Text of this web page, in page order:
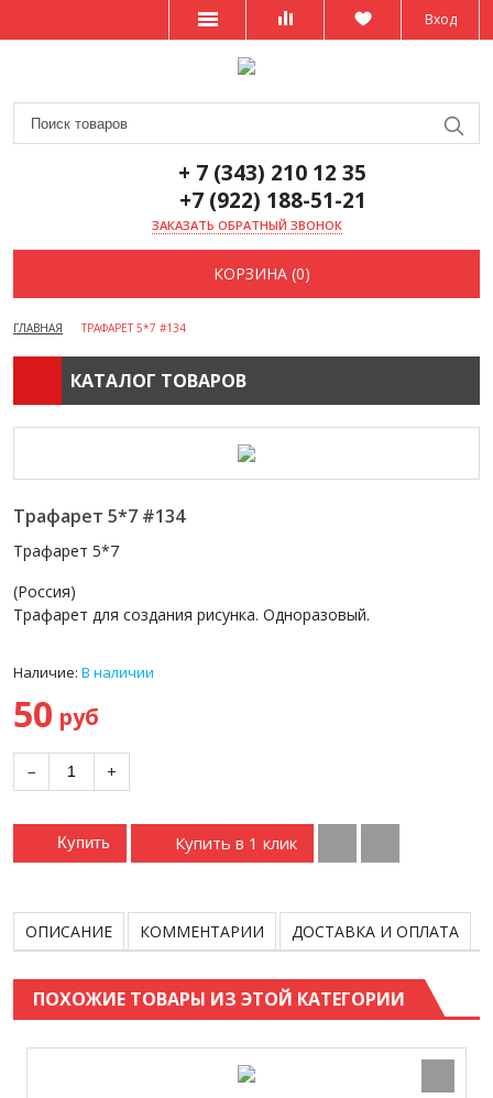
Вход
+ 7 (343) 210 12 35
+7 (922) 188-51-21
ЗАКАЗАТЬ ОБРАТНЫЙ ЗВОНОК
КОРЗИНА (0)
ГЛАВНАЯ ТРАФАРЕТ 5*7 #134
КАТАЛОГ ТОВАРОВ
Трафарет 5*7 #134
Трафарет 5*7
(Россия)
Трафарет для создания рисунка. Одноразовый.
Наличие: В наличии
50 руб
− +
Купить Купить в 1 клик
ОПИСАНИЕ КОММЕНТАРИИ ДОСТАВКА И ОПЛАТА
ПОХОЖИЕ ТОВАРЫ ИЗ ЭТОЙ КАТЕГОРИИ